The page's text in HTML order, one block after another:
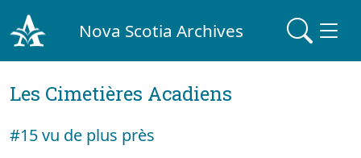
Nova Scotia Archives
Les Cimetières Acadiens
#15 vu de plus près